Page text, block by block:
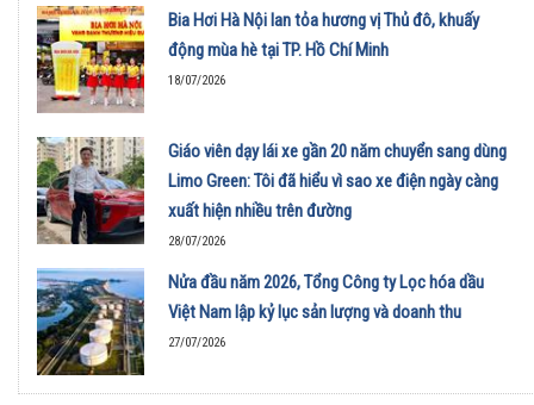
Bia Hơi Hà Nội lan tỏa hương vị Thủ đô, khuấy
động mùa hè tại TP. Hồ Chí Minh
18/07/2026
Giáo viên dạy lái xe gần 20 năm chuyển sang dùng
Limo Green: Tôi đã hiểu vì sao xe điện ngày càng
xuất hiện nhiều trên đường
28/07/2026
Nửa đầu năm 2026, Tổng Công ty Lọc hóa dầu
Việt Nam lập kỷ lục sản lượng và doanh thu
27/07/2026